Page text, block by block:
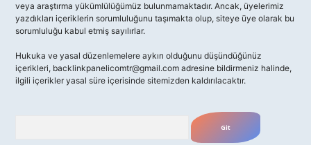
veya araştırma yükümlülüğümüz bulunmamaktadır. Ancak, üyelerimiz
yazdıkları içeriklerin sorumluluğunu taşımakta olup, siteye üye olarak bu
sorumluluğu kabul etmiş sayılırlar.
Hukuka ve yasal düzenlemelere aykırı olduğunu düşündüğünüz
içerikleri, backlinkpanelicomtr@gmail.com adresine bildirmeniz halinde,
ilgili içerikler yasal süre içerisinde sitemizden kaldırılacaktır.